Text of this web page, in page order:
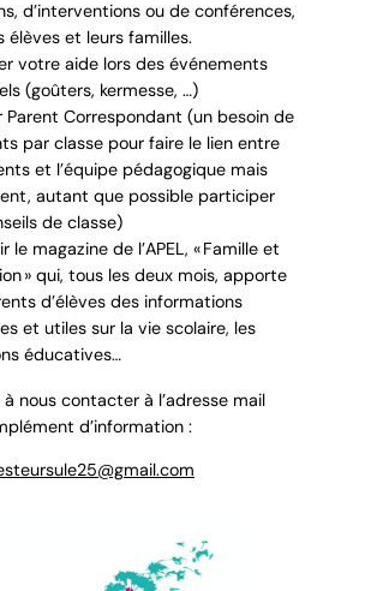
d’interventions ou de conférences,
élèves et leurs familles.
votre aide lors des événements
(goûters, kermesse, …)
Parent Correspondant (un besoin de
par classe pour faire le lien entre
et l’équipe pédagogique mais
autant que possible participer
de classe)
le magazine de l’APEL, « Famille et
» qui, tous les deux mois, apporte
d’élèves des informations
et utiles sur la vie scolaire, les
éducatives…
à nous contacter à l’adresse mail
d’information :